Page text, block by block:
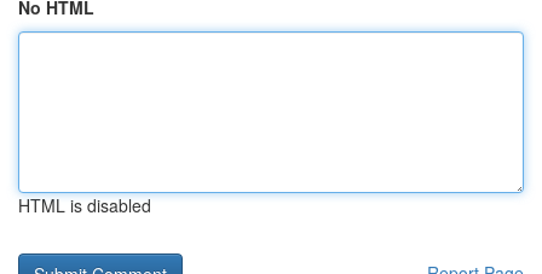
No HTML
HTML is disabled